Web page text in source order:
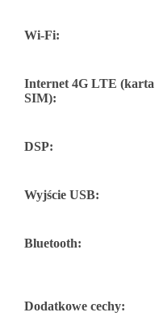
Wi-Fi:
Internet 4G LTE (karta
SIM):
DSP:
Wyjście USB:
Bluetooth:
Dodatkowe cechy: